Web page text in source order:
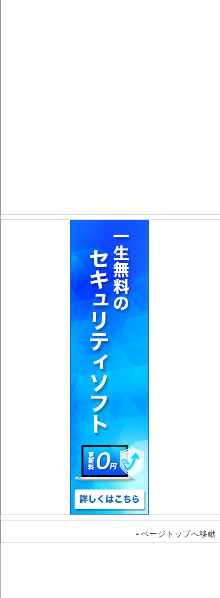
ページトップへ移動